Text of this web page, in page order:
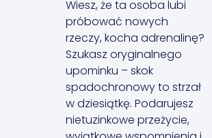
Wiesz, że ta osoba lubi
próbować nowych
rzeczy, kocha adrenalinę?
Szukasz oryginalnego
upominku – skok
spadochronowy to strzał
w dziesiątkę. Podarujesz
nietuzinkowe przeżycie,